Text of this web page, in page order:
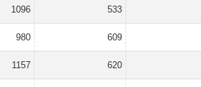
1096 533
980 609
1157 620